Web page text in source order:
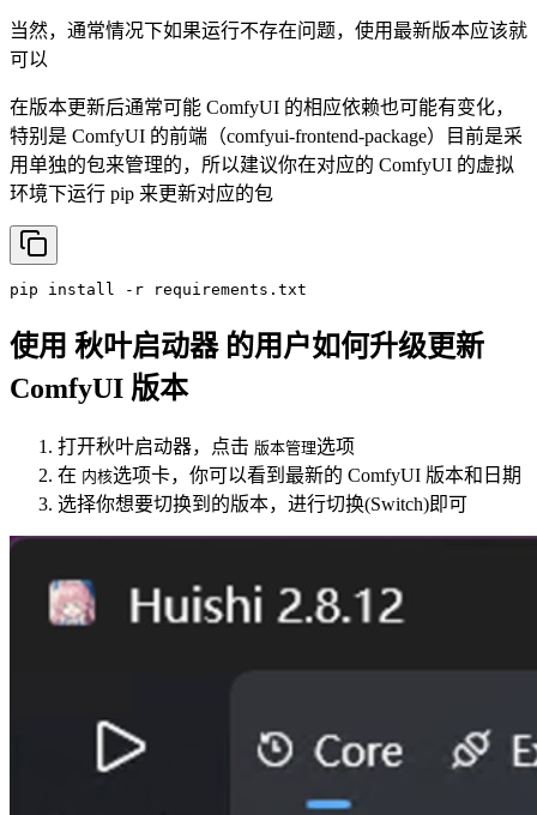
当然，通常情况下如果运行不存在问题，使用最新版本应该就
可以
在版本更新后通常可能 ComfyUI 的相应依赖也可能有变化，
特别是 ComfyUI 的前端（comfyui-frontend-package）目前是采
用单独的包来管理的，所以建议你在对应的 ComfyUI 的虚拟
环境下运行 pip 来更新对应的包
pip install -r requirements.txt
使用 秋叶启动器 的用户如何升级更新
ComfyUI 版本
打开秋叶启动器，点击 版本管理选项
在 内核选项卡，你可以看到最新的 ComfyUI 版本和日期
选择你想要切换到的版本，进行切换(Switch)即可